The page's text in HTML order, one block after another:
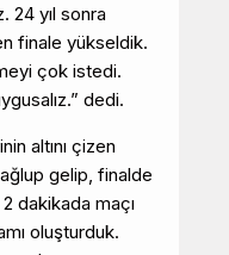
24 yıl sonra
finale yükseldik.
çok istedi.
dedi.
altını çizen
gelip, finalde
dakikada maçı
oluşturduk.